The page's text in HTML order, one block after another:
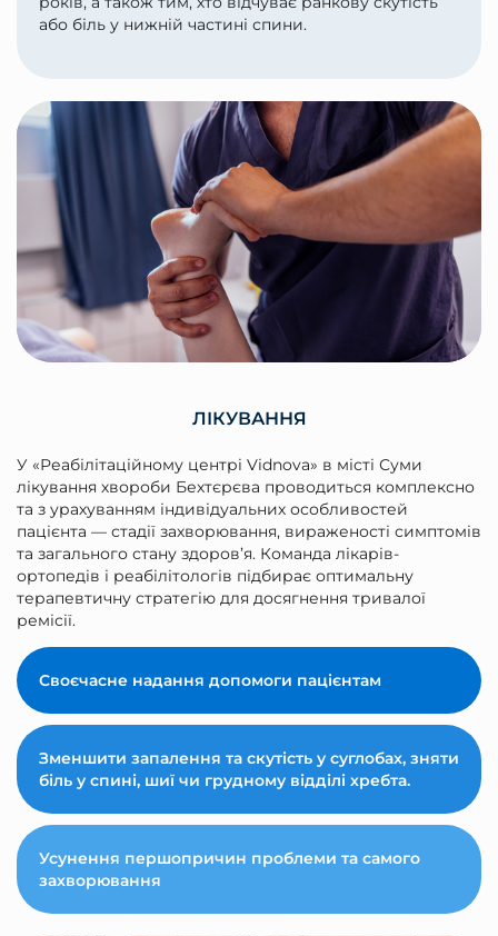
або біль у нижній частині спини.
ЛІКУВАННЯ
У «Реабілітаційному центрі Vidnova» в місті Суми
лікування хвороби Бехтєрєва проводиться комплексно
та з урахуванням індивідуальних особливостей
пацієнта — стадії захворювання, вираженості симптомів
та загального стану здоров’я. Команда лікарів-
ортопедів і реабілітологів підбирає оптимальну
терапевтичну стратегію для досягнення тривалої
ремісії.
Своєчасне надання допомоги пацієнтам
Зменшити запалення та скутість у суглобах, зняти
біль у спині, шиї чи грудному відділі хребта.
Усунення першопричин проблеми та самого
захворювання